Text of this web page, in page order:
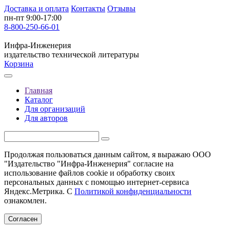
Доставка и оплата Контакты Отзывы
пн-пт 9:00-17:00
8-800-250-66-01
Инфра-Инженерия
издательство технической литературы
Корзина
Главная
Каталог
Для организаций
Для авторов
Продолжая пользоваться данным сайтом, я выражаю ООО
"Издательство "Инфра-Инженерия" согласие на
использование файлов cookie и обработку своих
персональных данных с помощью интернет-сервиса
Яндекс.Метрика. С Политикой конфиденциальности
ознакомлен.
Согласен